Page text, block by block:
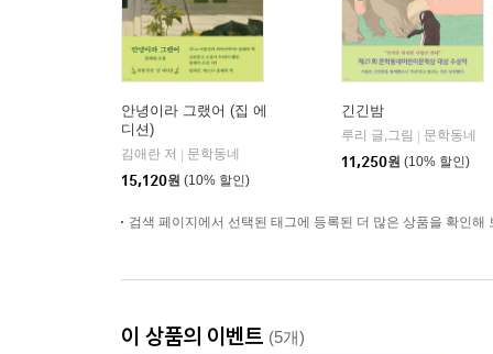
안녕이라 그랬어 (집 에
디션)
김애란 저
문학동네
15,120원 (10% 할인)
긴긴밤
루리 글,그림
문학동네
11,250원 (10% 할인)
검색 페이지에서 선택된 태그에 등록된 더 많은 상품을 확인해
이 상품의 이벤트 (5개)